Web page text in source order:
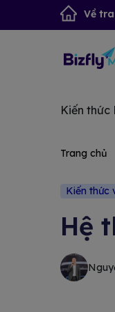
Về
Kiến thức
Trang chủ
Kiến thức
Hệ